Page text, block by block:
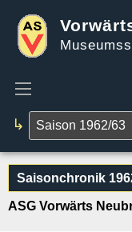
↳
Saisonchronik
ASG Vorwärts